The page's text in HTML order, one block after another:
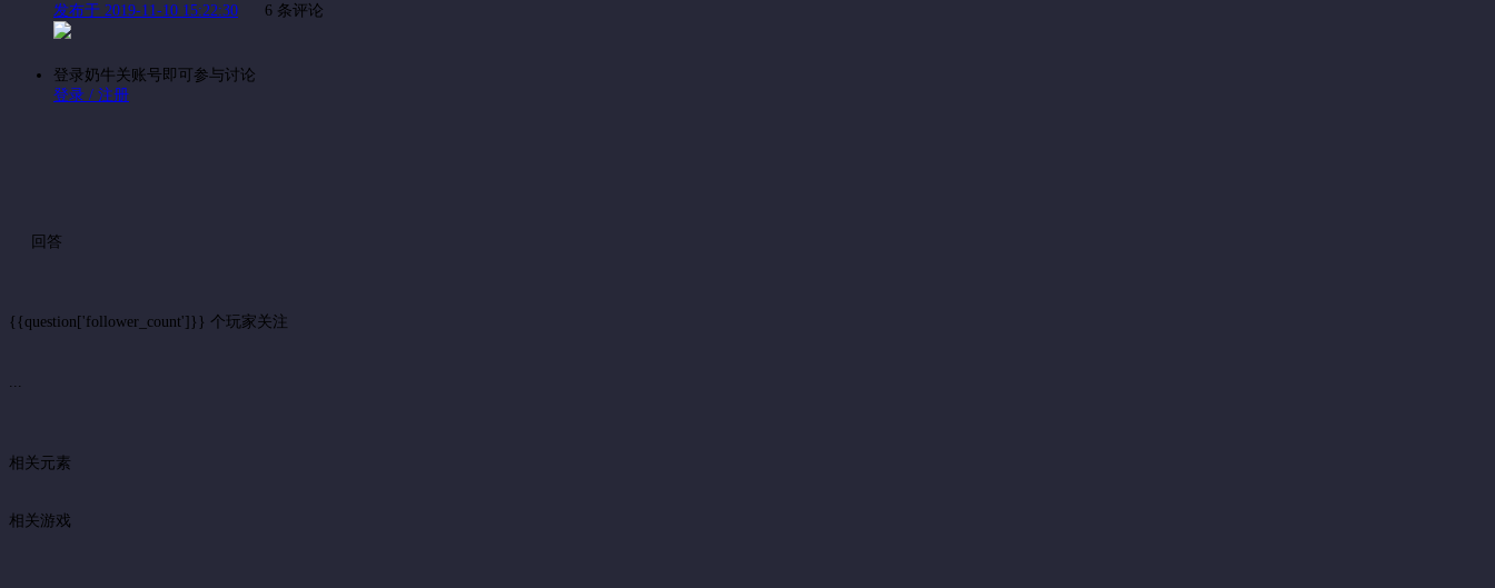
发布于 2019-11-10 15:22:30 6 条评论
登录奶牛关账号即可参与讨论
登录 / 注册
回答
{{question['follower_count']}} 个玩家关注
相关元素
相关游戏